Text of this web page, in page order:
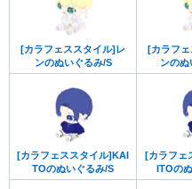
[カラフェススタイル]レ
ンのぬいぐるみ/S
[カラフ
ンのぬ
[カラフェススタイル]KAI
TOのぬいぐるみ/S
[カラフェ
ITOの